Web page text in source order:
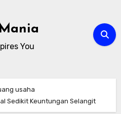
You
usaha
Sedikit Keuntungan Selangit